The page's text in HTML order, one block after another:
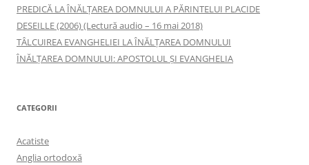
PREDICĂ LA ÎNĂLŢAREA DOMNULUI A PĂRINTELUI PLACIDE
DESEILLE (2006) (Lectură audio – 16 mai 2018)
TÂLCUIREA EVANGHELIEI LA ÎNĂLŢAREA DOMNULUI
ÎNĂLŢAREA DOMNULUI: APOSTOLUL ȘI EVANGHELIA
CATEGORII
Acatiste
Anglia ortodoxă